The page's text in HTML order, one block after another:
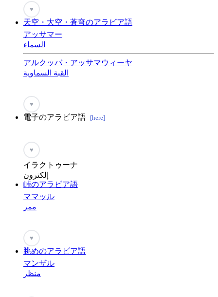
♥
天空・大空・蒼穹のアラビア語
アッサマー
السماء
アルクッバ・アッサマウィーヤ
القبة السماوية
♥
電子のアラビア語 [here]
♥
イラクトゥーナ
إلكترون
峠のアラビア語
ママッル
ممر
♥
眺めのアラビア語
マンザル
منظر